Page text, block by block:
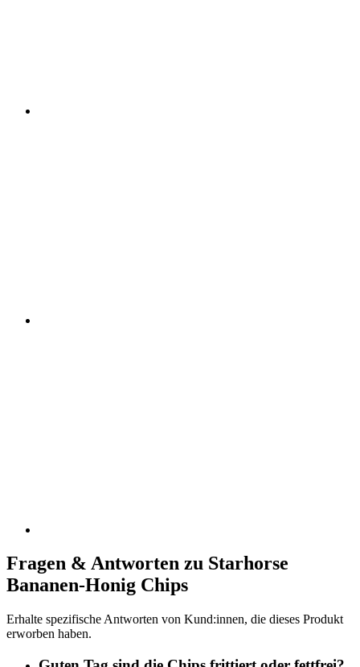
Fragen & Antworten zu Starhorse
Bananen-Honig Chips
Erhalte spezifische Antworten von Kund:innen, die dieses Produkt
erworben haben.